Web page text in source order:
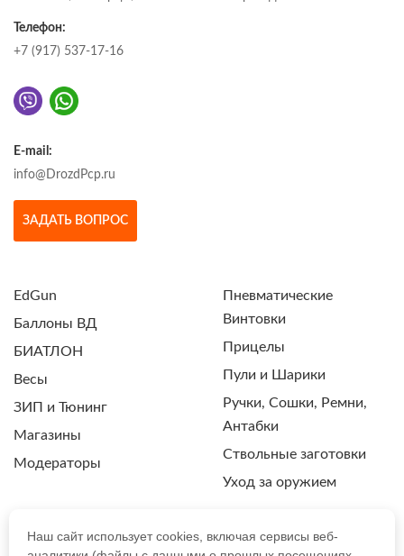
Телефон:
+7 (917) 537-17-16
E-mail:
info@DrozdPcp.ru
ЗАДАТЬ ВОПРОС
EdGun
Баллоны ВД
БИАТЛОН
Весы
ЗИП и Тюнинг
Магазины
Модераторы
Пневматические
Винтовки
Прицелы
Пули и Шарики
Ручки, Сошки, Ремни,
Антабки
Ствольные заготовки
Уход за оружием
Наш сайт использует cookies, включая сервисы веб-